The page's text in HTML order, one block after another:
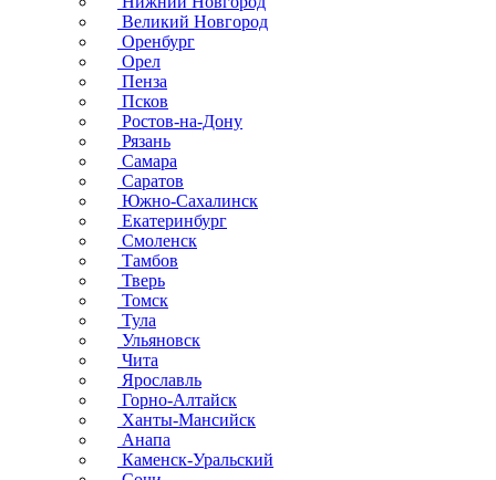
Великий Новгород
Оренбург
Орел
Пенза
Псков
Ростов-на-Дону
Рязань
Самара
Саратов
Южно-Сахалинск
Екатеринбург
Смоленск
Тамбов
Тверь
Томск
Тула
Ульяновск
Чита
Ярославль
Горно-Алтайск
Ханты-Мансийск
Анапа
Каменск-Уральский